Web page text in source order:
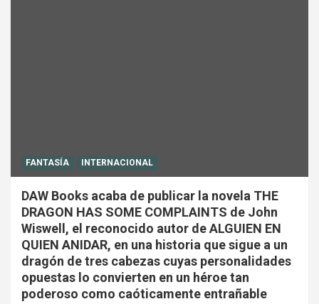
FANTASÍA INTERNACIONAL
DAW Books acaba de publicar la novela THE
DRAGON HAS SOME COMPLAINTS de John
Wiswell, el reconocido autor de ALGUIEN EN
QUIEN ANIDAR, en una historia que sigue a un
dragón de tres cabezas cuyas personalidades
opuestas lo convierten en un héroe tan
poderoso como caóticamente entrañable